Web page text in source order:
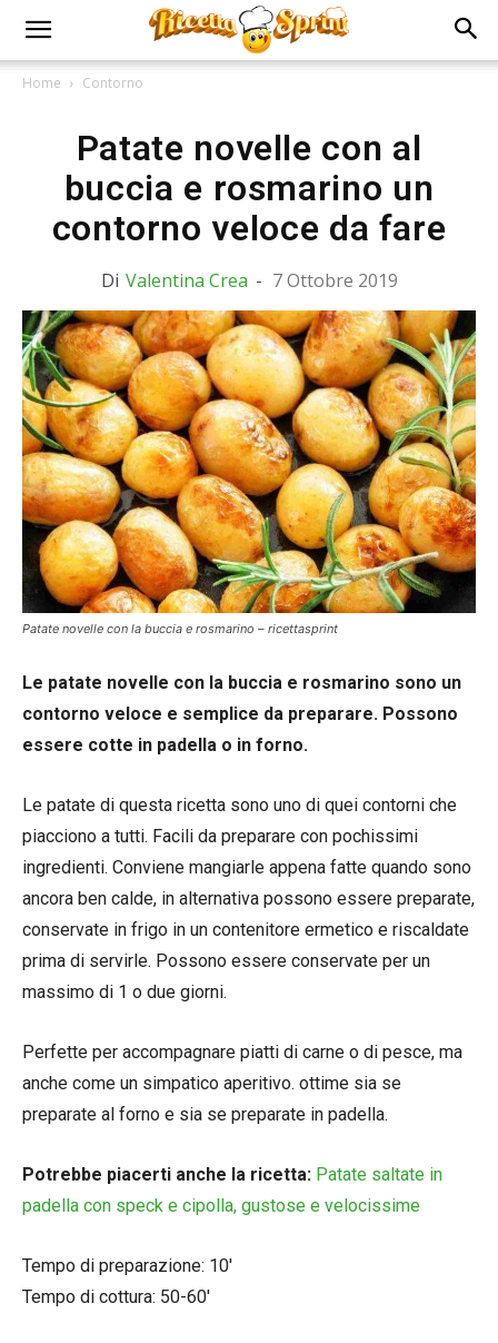
Home Contorno
Patate novelle con al
buccia e rosmarino un
contorno veloce da fare
Di Valentina Crea - 7 Ottobre 2019
Patate novelle con la buccia e rosmarino – ricettasprint
Le patate novelle con la buccia e rosmarino sono un
contorno veloce e semplice da preparare. Possono
essere cotte in padella o in forno.
Le patate di questa ricetta sono uno di quei contorni che
piacciono a tutti. Facili da preparare con pochissimi
ingredienti. Conviene mangiarle appena fatte quando sono
ancora ben calde, in alternativa possono essere preparate,
conservate in frigo in un contenitore ermetico e riscaldate
prima di servirle. Possono essere conservate per un
massimo di 1 o due giorni.
Perfette per accompagnare piatti di carne o di pesce, ma
anche come un simpatico aperitivo. ottime sia se
preparate al forno e sia se preparate in padella.
Potrebbe piacerti anche la ricetta: Patate saltate in
padella con speck e cipolla, gustose e velocissime
Tempo di preparazione: 10′
Tempo di cottura: 50-60′